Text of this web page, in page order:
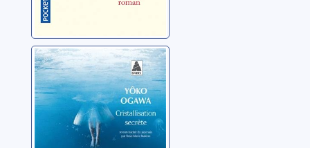
Cristallisation
secrète
Ogawa, Yoko